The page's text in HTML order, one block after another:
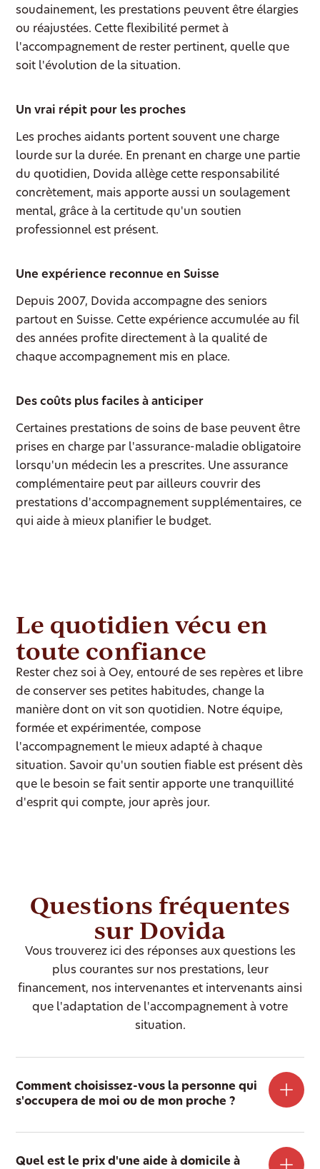
soudainement, les prestations peuvent être élargies
ou réajustées. Cette flexibilité permet à
l'accompagnement de rester pertinent, quelle que
soit l'évolution de la situation.
Un vrai répit pour les proches
Les proches aidants portent souvent une charge
lourde sur la durée. En prenant en charge une partie
du quotidien, Dovida allège cette responsabilité
concrètement, mais apporte aussi un soulagement
mental, grâce à la certitude qu'un soutien
professionnel est présent.
Une expérience reconnue en Suisse
Depuis 2007, Dovida accompagne des seniors
partout en Suisse. Cette expérience accumulée au fil
des années profite directement à la qualité de
chaque accompagnement mis en place.
Des coûts plus faciles à anticiper
Certaines prestations de soins de base peuvent être
prises en charge par l'assurance-maladie obligatoire
lorsqu'un médecin les a prescrites. Une assurance
complémentaire peut par ailleurs couvrir des
prestations d'accompagnement supplémentaires, ce
qui aide à mieux planifier le budget.
Le quotidien vécu en
toute confiance
Rester chez soi à Oey, entouré de ses repères et libre
de conserver ses petites habitudes, change la
manière dont on vit son quotidien. Notre équipe,
formée et expérimentée, compose
l'accompagnement le mieux adapté à chaque
situation. Savoir qu'un soutien fiable est présent dès
que le besoin se fait sentir apporte une tranquillité
d'esprit qui compte, jour après jour.
Questions fréquentes
sur Dovida
Vous trouverez ici des réponses aux questions les
plus courantes sur nos prestations, leur
financement, nos intervenantes et intervenants ainsi
que l'adaptation de l'accompagnement à votre
situation.
Comment choisissez-vous la personne qui
s'occupera de moi ou de mon proche ?
Quel est le prix d'une aide à domicile à